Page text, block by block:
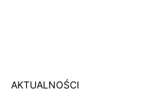
AKTUALNOŚCI